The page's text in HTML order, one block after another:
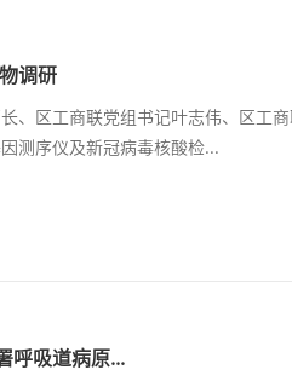
调研
、区工商联党组书记叶志伟、区工
测序仪及新冠病毒核酸检...
呼吸道病原...